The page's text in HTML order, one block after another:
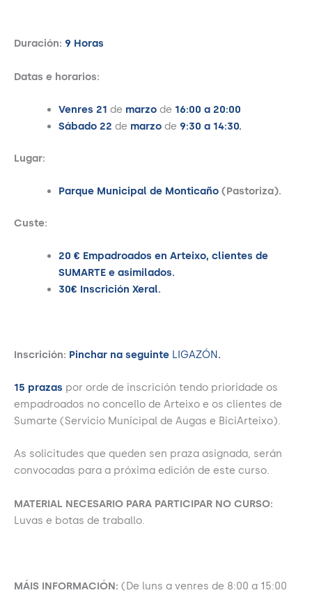
Duración: 9 Horas
Datas e horarios:
Venres 21 de marzode 16:00 a 20:00
Sábado 22 de marzo de 9:30 a 14:30.
Lugar:
Parque Municipal de Monticaño (Pastoriza).
Custe:
20 € Empadroados en Arteixo, clientes de
SUMARTE e asimilados.
30€ Inscrición Xeral.
Inscrición: Pinchar na seguinte LIGAZÓN.
15 prazas por orde de inscrición tendo prioridade os
empadroados no concello de Arteixo e os clientes de
Sumarte (Servicio Municipal de Augas e BiciArteixo).
As solicitudes que queden sen praza asignada, serán
convocadas para a próxima edición de este curso.
MATERIAL NECESARIO PARA PARTICIPAR NO CURSO:
Luvas e botas de traballo.
MÁIS INFORMACIÓN: (De luns a venres de 8:00 a 15:00